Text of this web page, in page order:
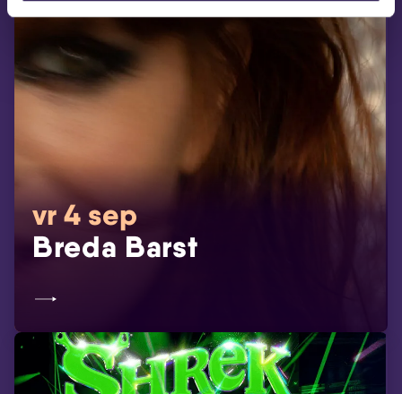
vr 4 sep
Breda Barst